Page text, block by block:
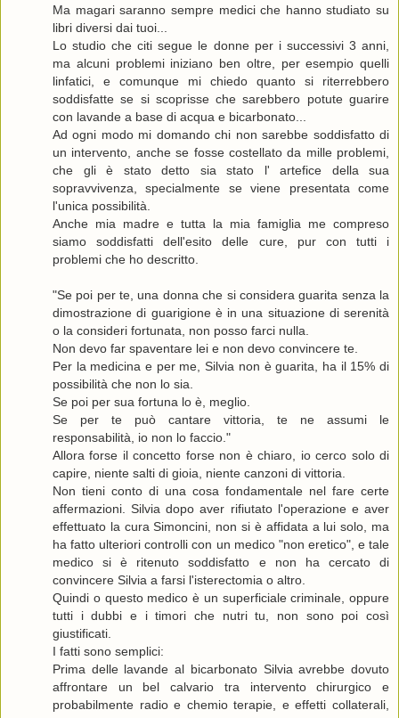
Ma magari saranno sempre medici che hanno studiato su
libri diversi dai tuoi...
Lo studio che citi segue le donne per i successivi 3 anni,
ma alcuni problemi iniziano ben oltre, per esempio quelli
linfatici, e comunque mi chiedo quanto si riterrebbero
soddisfatte se si scoprisse che sarebbero potute guarire
con lavande a base di acqua e bicarbonato...
Ad ogni modo mi domando chi non sarebbe soddisfatto di
un intervento, anche se fosse costellato da mille problemi,
che gli è stato detto sia stato l' artefice della sua
sopravvivenza, specialmente se viene presentata come
l'unica possibilità.
Anche mia madre e tutta la mia famiglia me compreso
siamo soddisfatti dell'esito delle cure, pur con tutti i
problemi che ho descritto.
"Se poi per te, una donna che si considera guarita senza la
dimostrazione di guarigione è in una situazione di serenità
o la consideri fortunata, non posso farci nulla.
Non devo far spaventare lei e non devo convincere te.
Per la medicina e per me, Silvia non è guarita, ha il 15% di
possibilità che non lo sia.
Se poi per sua fortuna lo è, meglio.
Se per te può cantare vittoria, te ne assumi le
responsabilità, io non lo faccio."
Allora forse il concetto forse non è chiaro, io cerco solo di
capire, niente salti di gioia, niente canzoni di vittoria.
Non tieni conto di una cosa fondamentale nel fare certe
affermazioni. Silvia dopo aver rifiutato l'operazione e aver
effettuato la cura Simoncini, non si è affidata a lui solo, ma
ha fatto ulteriori controlli con un medico "non eretico", e tale
medico si è ritenuto soddisfatto e non ha cercato di
convincere Silvia a farsi l'isterectomia o altro.
Quindi o questo medico è un superficiale criminale, oppure
tutti i dubbi e i timori che nutri tu, non sono poi così
giustificati.
I fatti sono semplici:
Prima delle lavande al bicarbonato Silvia avrebbe dovuto
affrontare un bel calvario tra intervento chirurgico e
probabilmente radio e chemio terapie, e effetti collaterali,